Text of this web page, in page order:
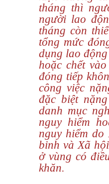
tháng thì
người lao
tháng còn
tổng mức
dụng lao
hoặc chết
đóng tiếp
công việc
đặc biệt
danh mục
nguy hiểm
nguy hiểm
binh và Xã
ở vùng có
khăn.